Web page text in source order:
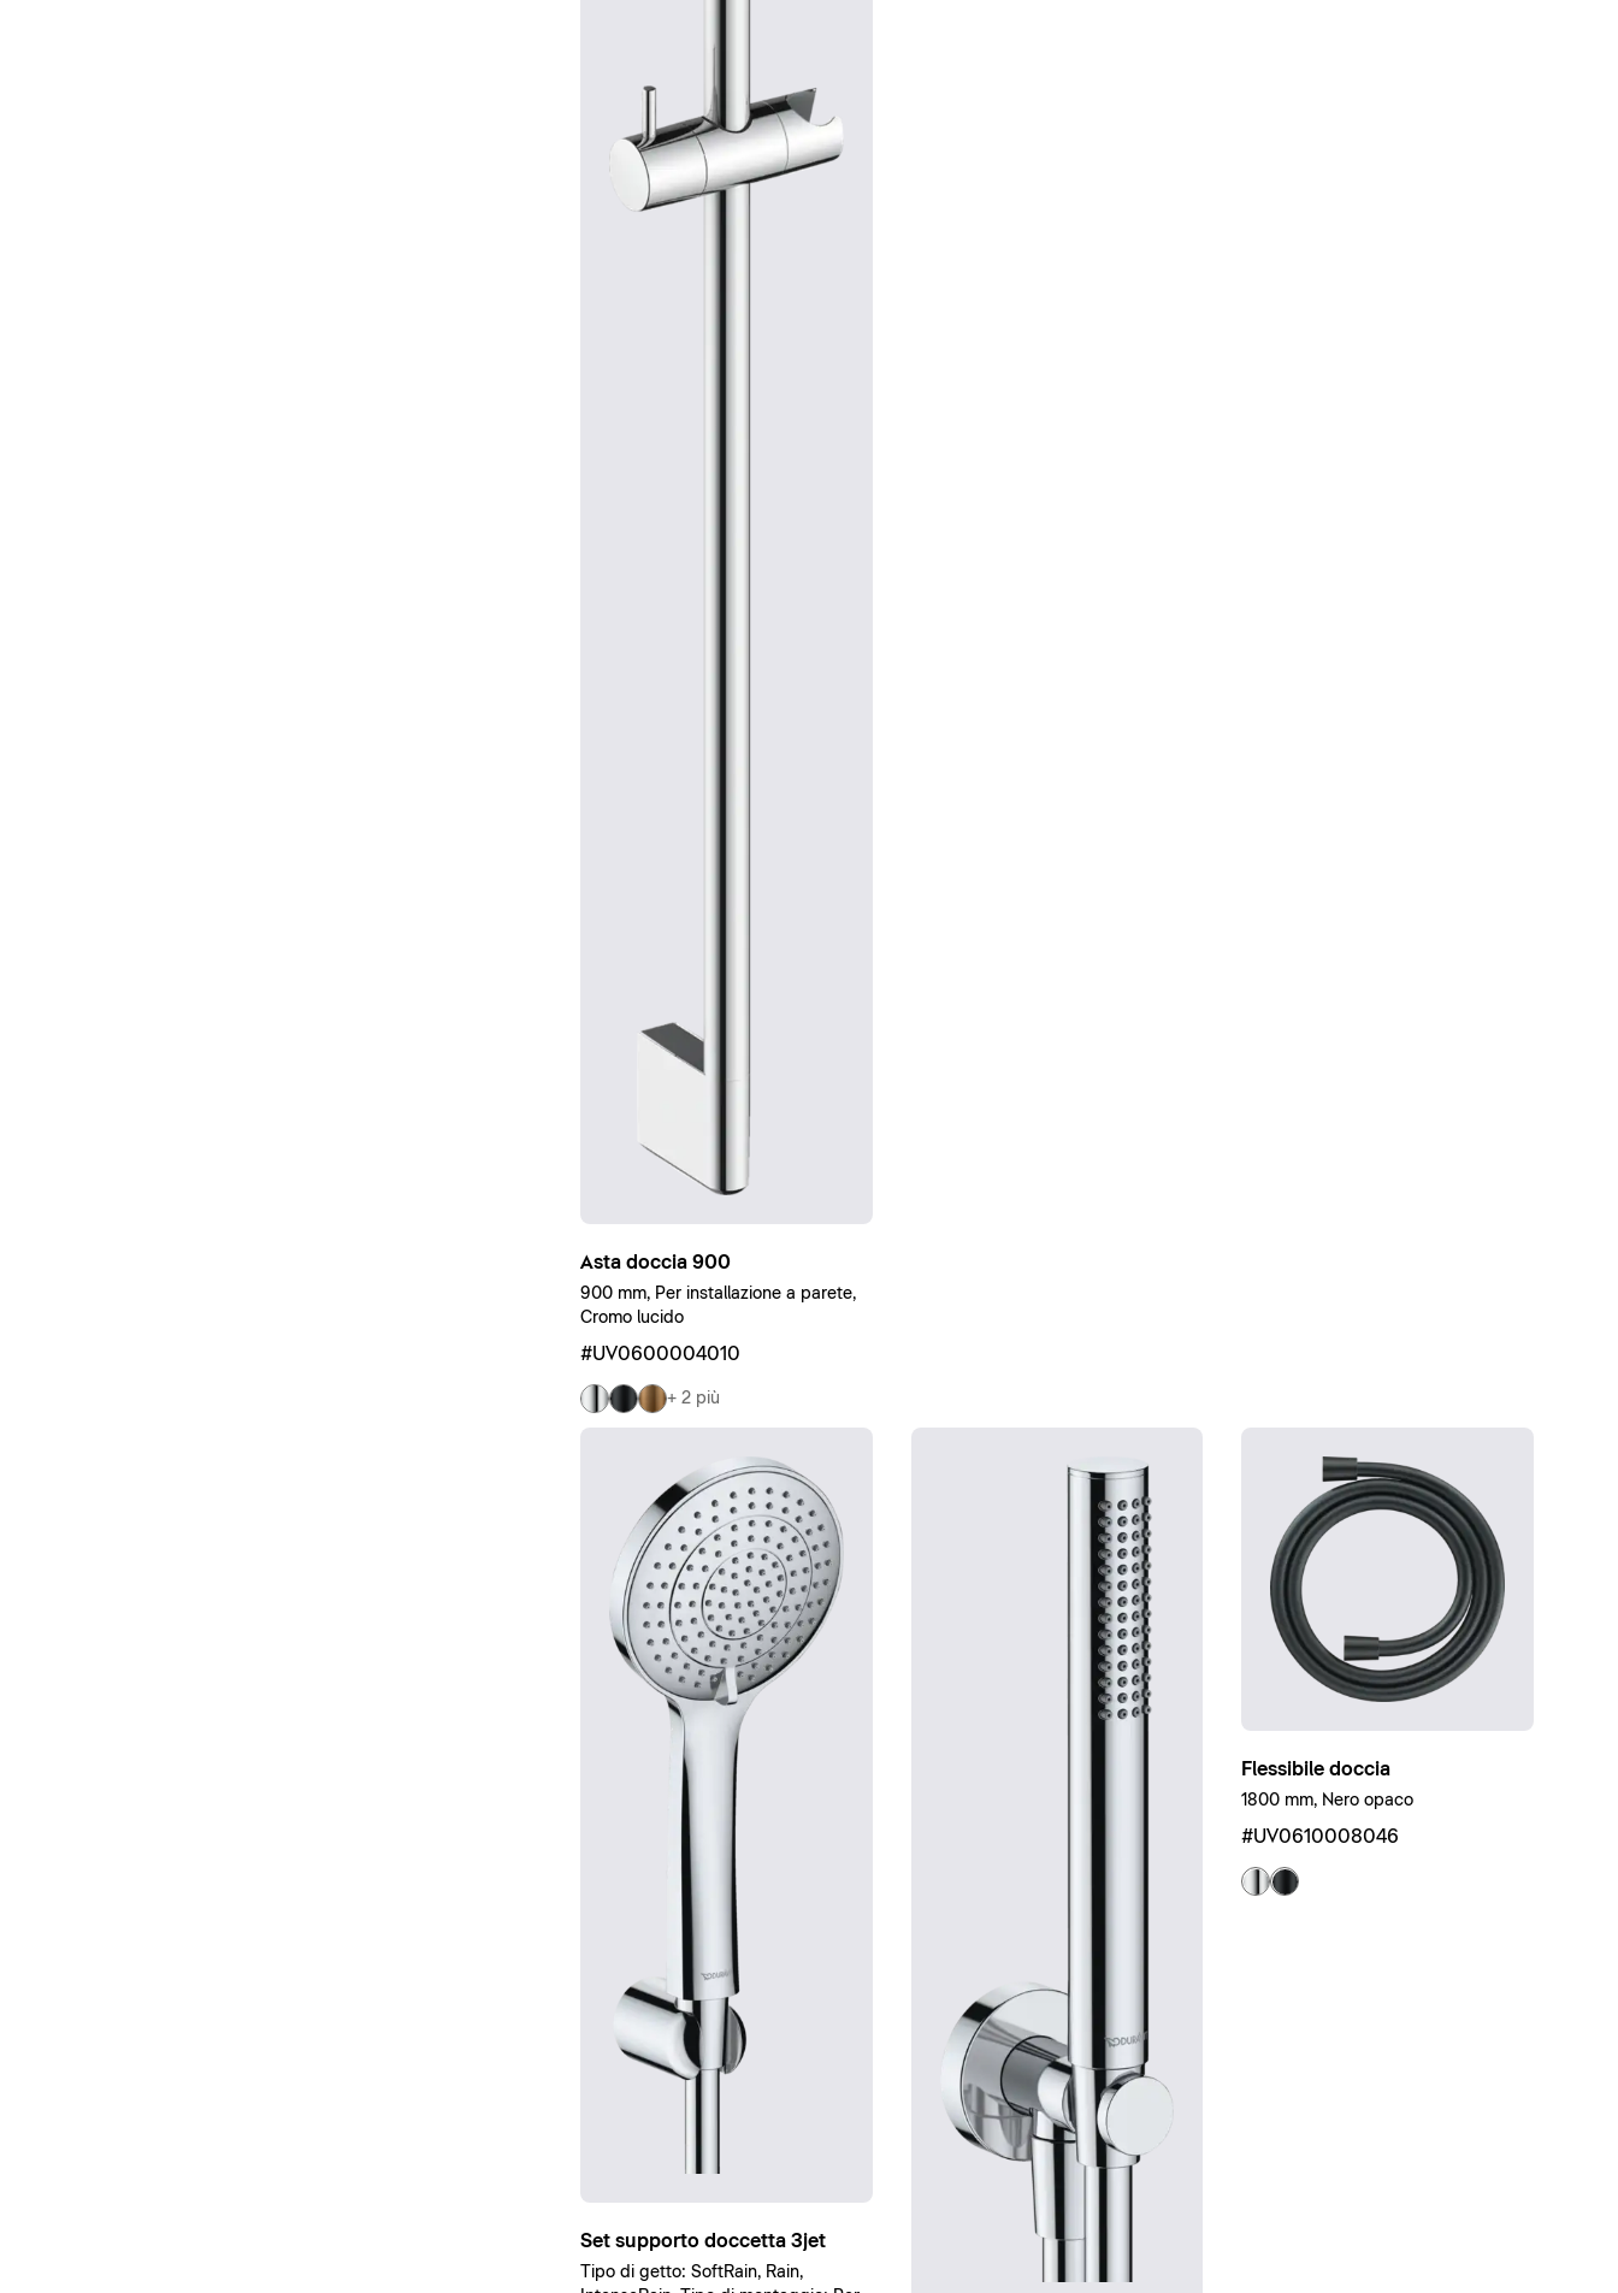
Asta doccia 900
900 mm, Per installazione a parete,
Cromo lucido
#UV0600004010
+ 2 più
Set supporto doccetta 3jet
Tipo di getto: SoftRain, Rain,
Flessibile doccia
1800 mm, Nero opaco
#UV0610008046